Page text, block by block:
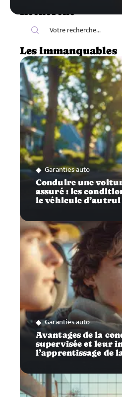
Recherche
Les immanquables
Garanties auto
Conduire une
assuré : les
le véhicule d’autrui
Garanties auto
Avantages de la
supervisée et leur
l’apprentissage de